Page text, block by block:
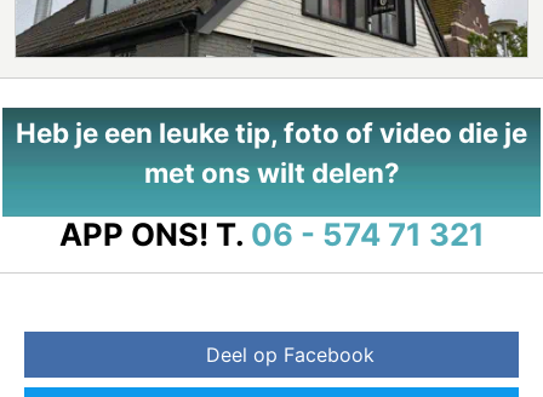
Heb je een leuke tip, foto of video die je
met ons wilt delen?
APP ONS! T. 06 - 574 71 321
Deel op Facebook